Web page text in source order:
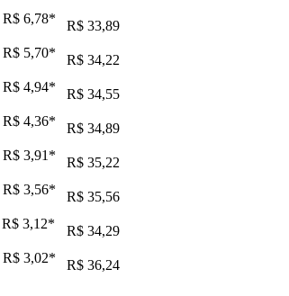
R$ 6,78*
R$ 33,89
R$ 5,70*
R$ 34,22
R$ 4,94*
R$ 34,55
R$ 4,36*
R$ 34,89
R$ 3,91 *
R$ 35,22
R$ 3,56*
R$ 35,56
R$ 3,12*
R$ 34,29
R$ 3,02* R$ 36,24